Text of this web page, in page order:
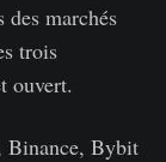
des marchés
trois
ouvert.
Binance, Bybit